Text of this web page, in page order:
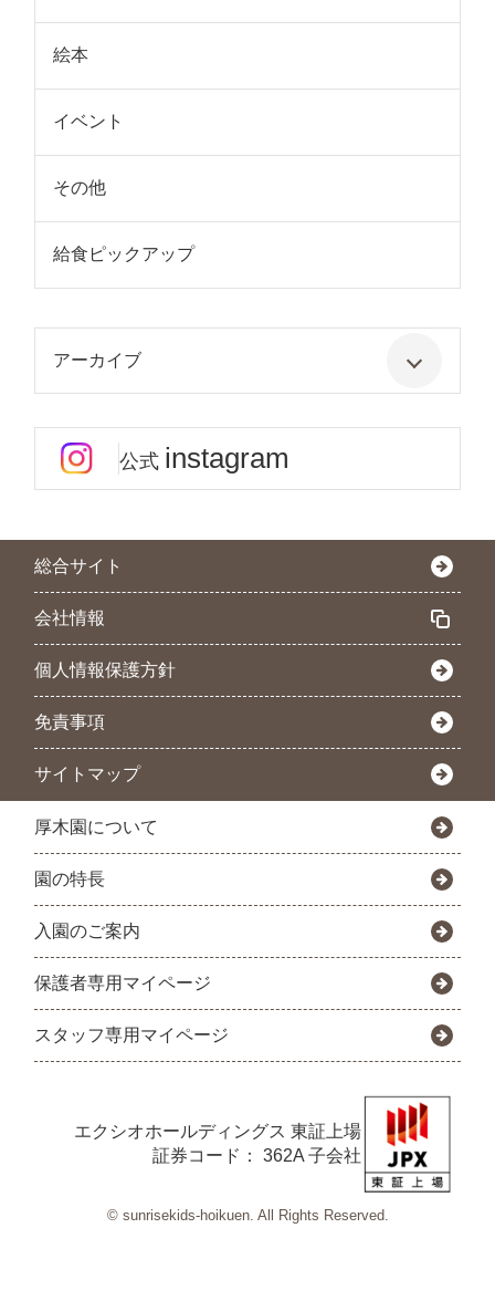
絵本
イベント
その他
給食ピックアップ
アーカイブ
公式 instagram
総合サイト
会社情報
個人情報保護方針
免責事項
サイトマップ
厚木園について
園の特長
入園のご案内
保護者専用マイページ
スタッフ専用マイページ
エクシオホールディングス 東証上場
証券コード： 362A 子会社
© sunrisekids-hoikuen. All Rights Reserved.